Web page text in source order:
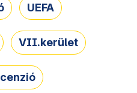
UEFA
VII.kerület